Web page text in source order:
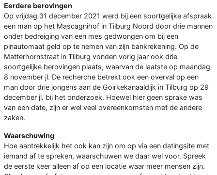
Eerdere berovingen
Op vrijdag 31 december 2021 werd bij een soortgelijke afspraak
een man op het Mascagnihof in Tilburg Noord door drie mannen
onder bedreiging van een mes gedwongen om bij een
pinautomaat geld op te nemen van zijn bankrekening. Op de
Matterhornstraat in Tilburg vonden vorig jaar ook drie
soortgelijke berovingen plaats, waarvan de laatste op maandag
8 november jl. De recherche betrekt ook een overval op een
man door drie jongens aan de Goirkekanaaldijk in Tilburg op 29
december jl. bij het onderzoek. Hoewel hier geen sprake was
van een date, zijn er wel veel overeenkomsten met de andere
zaken.
Waarschuwing
Hoe aantrekkelijk het ook kan zijn om op via een datingsite met
iemand af te spreken, waarschuwen we daar wel voor. Spreek
de eerste keer alleen af op een locatie waar meer mensen zijn.